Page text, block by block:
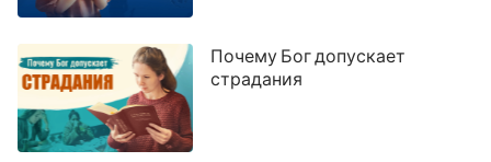
Почему Бог допускает
страдания